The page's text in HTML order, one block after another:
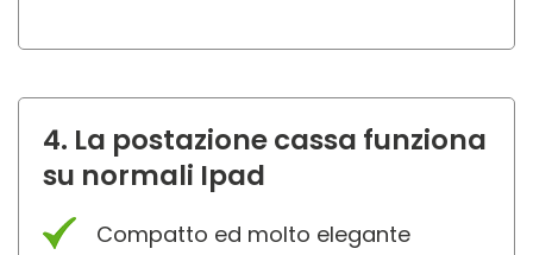
4. La postazione cassa funziona
su normali Ipad
Compatto ed molto elegante